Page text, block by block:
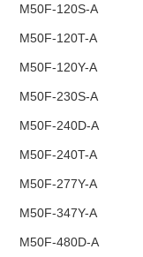
M50F-120S-A
M50F-120T-A
M50F-120Y-A
M50F-230S-A
M50F-240D-A
M50F-240T-A
M50F-277Y-A
M50F-347Y-A
M50F-480D-A